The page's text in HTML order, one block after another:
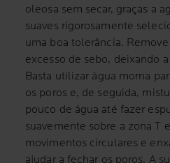
oleosa sem secar, graças a
suaves rigorosamente
uma boa tolerância.
excesso de sebo, deixando
Basta utilizar água morna
os poros e, de seguida,
pouco de água até fazer
suavemente sobre a zona T
movimentos circulares e
ajudar a fechar os poros. A